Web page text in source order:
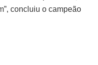
concluiu o campeão